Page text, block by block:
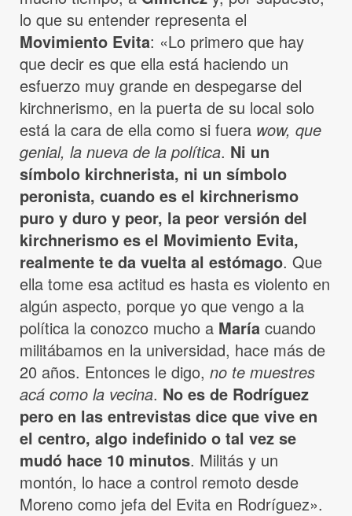
lo que su entender representa el
Movimiento Evita: «Lo primero que hay
que decir es que ella está haciendo un
esfuerzo muy grande en despegarse del
kirchnerismo, en la puerta de su local solo
está la cara de ella como si fuera wow, que
genial, la nueva de la política. Ni un
símbolo kirchnerista, ni un símbolo
peronista, cuando es el kirchnerismo
puro y duro y peor, la peor versión del
kirchnerismo es el Movimiento Evita,
realmente te da vuelta al estómago. Que
ella tome esa actitud es hasta es violento en
algún aspecto, porque yo que vengo a la
política la conozco mucho a María cuando
militábamos en la universidad, hace más de
20 años. Entonces le digo, no te muestres
acá como la vecina. No es de Rodríguez
pero en las entrevistas dice que vive en
el centro, algo indefinido o tal vez se
mudó hace 10 minutos. Militás y un
montón, lo hace a control remoto desde
Moreno como jefa del Evita en Rodríguez».